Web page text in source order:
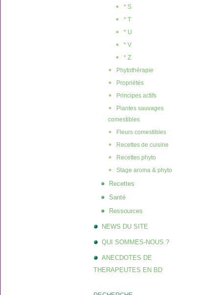
* S
* T
* U
* V
* Z
Phytothérapie
Propriétés
Principes actifs
Plantes sauvages
comestibles
Fleurs comestibles
Recettes de cuisine
Recettes phyto
Stage aroma & phyto
Recettes
Santé
Ressources
NEWS DU SITE
QUI SOMMES-NOUS ?
ANECDOTES DE
THERAPEUTES EN BD